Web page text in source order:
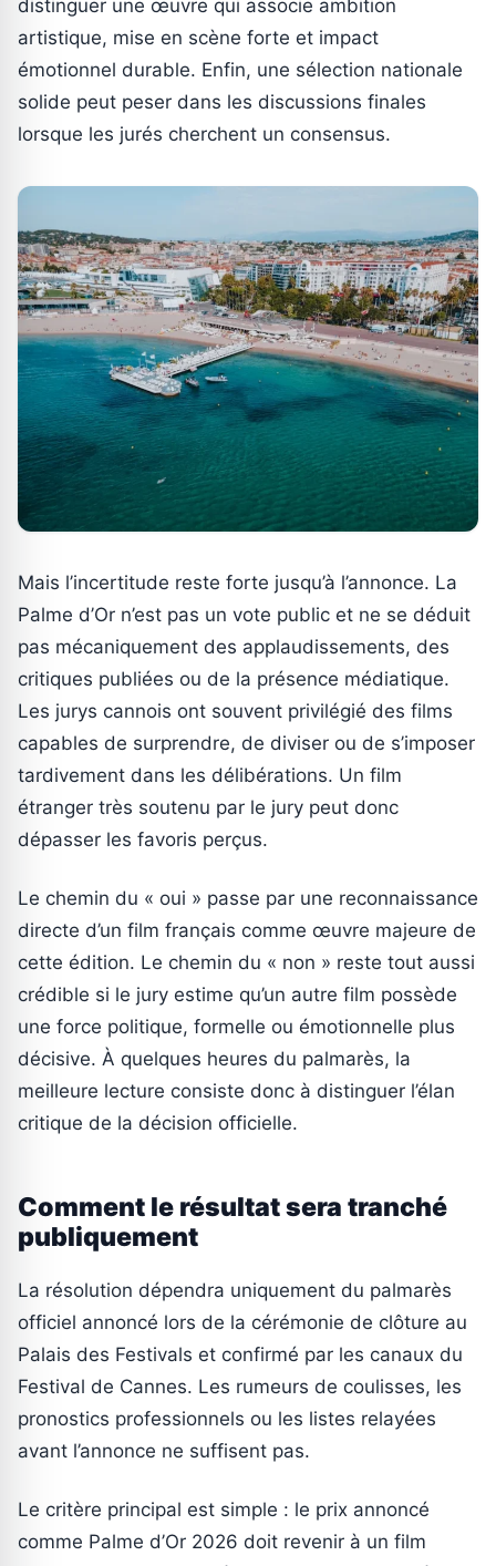
distinguer une œuvre qui associe ambition
artistique, mise en scène forte et impact
émotionnel durable. Enfin, une sélection nationale
solide peut peser dans les discussions finales
lorsque les jurés cherchent un consensus.
Mais l’incertitude reste forte jusqu’à l’annonce. La
Palme d’Or n’est pas un vote public et ne se déduit
pas mécaniquement des applaudissements, des
critiques publiées ou de la présence médiatique.
Les jurys cannois ont souvent privilégié des films
capables de surprendre, de diviser ou de s’imposer
tardivement dans les délibérations. Un film
étranger très soutenu par le jury peut donc
dépasser les favoris perçus.
Le chemin du « oui » passe par une reconnaissance
directe d’un film français comme œuvre majeure de
cette édition. Le chemin du « non » reste tout aussi
crédible si le jury estime qu’un autre film possède
une force politique, formelle ou émotionnelle plus
décisive. À quelques heures du palmarès, la
meilleure lecture consiste donc à distinguer l’élan
critique de la décision officielle.
Comment le résultat sera tranché
publiquement
La résolution dépendra uniquement du palmarès
officiel annoncé lors de la cérémonie de clôture au
Palais des Festivals et confirmé par les canaux du
Festival de Cannes. Les rumeurs de coulisses, les
pronostics professionnels ou les listes relayées
avant l’annonce ne suffisent pas.
Le critère principal est simple : le prix annoncé
comme Palme d’Or 2026 doit revenir à un film